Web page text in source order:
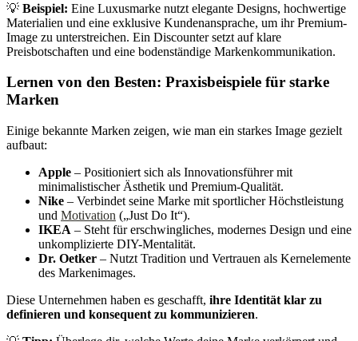
💡 Beispiel: Eine Luxusmarke nutzt elegante Designs, hochwertige
Materialien und eine exklusive Kundenansprache, um ihr Premium-
Image zu unterstreichen. Ein Discounter setzt auf klare
Preisbotschaften und eine bodenständige Markenkommunikation.
Lernen von den Besten: Praxisbeispiele für starke
Marken
Einige bekannte Marken zeigen, wie man ein starkes Image gezielt
aufbaut:
Apple – Positioniert sich als Innovationsführer mit
minimalistischer Ästhetik und Premium-Qualität.
Nike – Verbindet seine Marke mit sportlicher Höchstleistung
und Motivation („Just Do It“).
IKEA – Steht für erschwingliches, modernes Design und eine
unkomplizierte DIY-Mentalität.
Dr. Oetker – Nutzt Tradition und Vertrauen als Kernelemente
des Markenimages.
Diese Unternehmen haben es geschafft, ihre Identität klar zu
definieren und konsequent zu kommunizieren.